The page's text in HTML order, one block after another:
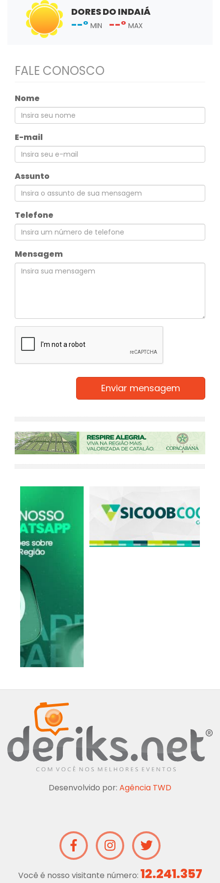
DORES DO INDAIÁ
--° MIN --° MAX
FALE CONOSCO
Nome
E-mail
Assunto
Telefone
Mensagem
Desenvolvido por: Agência TWD
Você é nosso visitante número: 12.241.357